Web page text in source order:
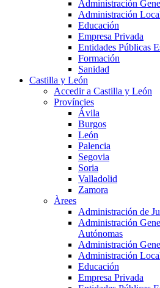
Administración
Administración
Educación
Empresa Privada
Entidades Públicas
Formación
Sanidad
Castilla y León
Accedir a Castilla y León
Províncies
Ávila
Burgos
León
Palencia
Segovia
Soria
Valladolid
Zamora
Àrees
Administración de
Administración
Autónomas
Administración
Administración
Educación
Empresa Privada